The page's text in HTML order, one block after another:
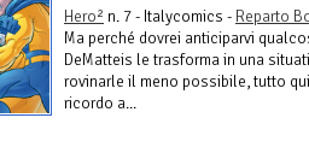
Hero² n. 7 - Italycomics - Reparto
Ma perché dovrei anticiparvi
DeMatteis le trasforma in una
rovinarle il meno possibile, tutto
ricordo a...